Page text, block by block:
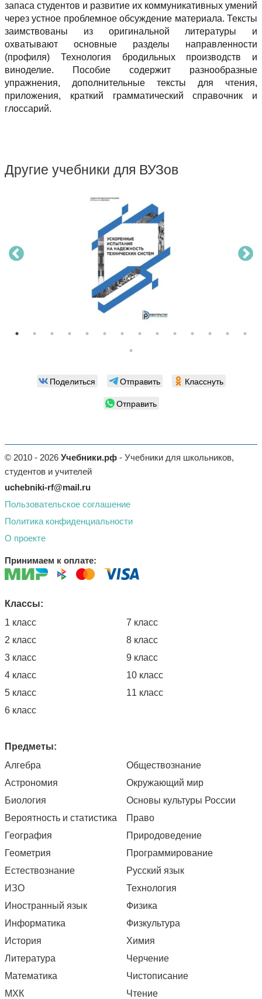
запаса студентов и развитие их коммуникативных умений
через устное проблемное обсуждение материала. Тексты
заимствованы из оригинальной литературы и
охватывают основные разделы направленности
(профиля) Технология бродильных производств и
виноделие. Пособие содержит разнообразные
упражнения, дополнительные тексты для чтения,
приложения, краткий грамматический справочник и
глоссарий.
Другие учебники для ВУЗов
Поделиться Отправить
Класснуть
Отправить
© 2010 - 2026 Учебники.рф - Учебники для школьников,
студентов и учителей
uchebniki-rf@mail.ru
Пользовательское соглашение
Политика конфиденциальности
О проекте
Принимаем к оплате:
Классы:
1 класс
2 класс
3 класс
4 класс
5 класс
6 класс
7 класс
8 класс
9 класс
10 класс
11 класс
Предметы:
Алгебра
Астрономия
Биология
Вероятность и статистика
География
Геометрия
Естествознание
ИЗО
Иностранный язык
Информатика
История
Литература
Математика
МХК
Обществознание
Окружающий мир
Основы культуры России
Право
Природоведение
Программирование
Русский язык
Технология
Физика
Физкультура
Химия
Черчение
Чистописание
Чтение